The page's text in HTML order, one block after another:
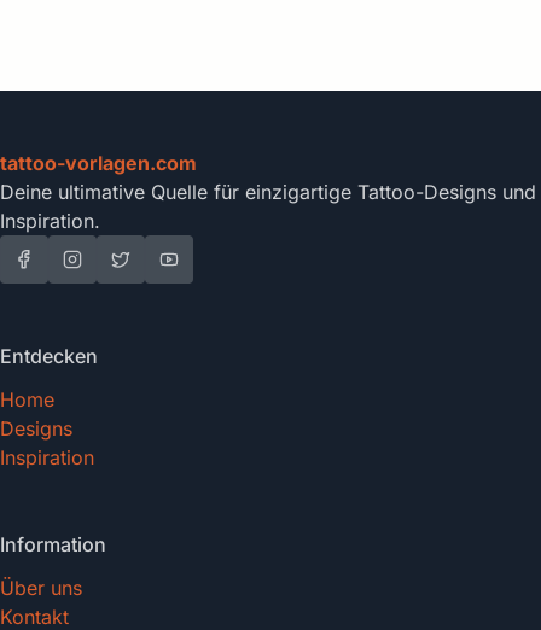
tattoo-vorlagen.com
Deine ultimative Quelle für einzigartige Tattoo-Designs und
Inspiration.
Entdecken
Home
Designs
Inspiration
Information
Über uns
Kontakt